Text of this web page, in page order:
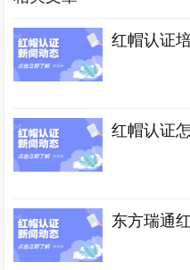
红帽认证
红帽认证
东方瑞通